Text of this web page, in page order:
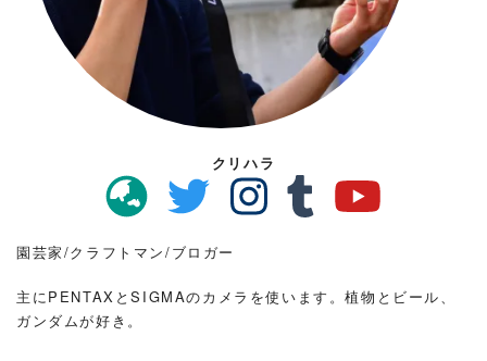
クリハラ
園芸家/クラフトマン/ブロガー
主にPENTAXとSIGMAのカメラを使います。植物とビール、
ガンダムが好き。